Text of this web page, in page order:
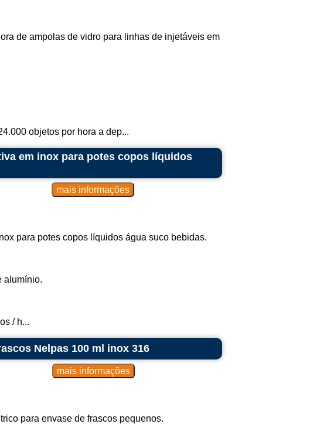
de ampolas de vidro para linhas de injetáveis em
objetos por hora a dep...
em inox para potes copos líquidos
para potes copos líquidos água suco bebidas.
alumínio.
/ h...
Nelpas 100 ml inox 316
para envase de frascos pequenos.